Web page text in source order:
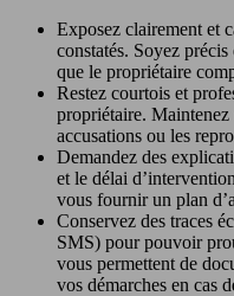
Exposez clairement et
constatés. Soyez
que le propriétaire
Restez courtois et
propriétaire.
accusations ou les
Demandez des
et le délai
vous fournir un plan
Conservez des traces
SMS) pour pouvoir
vous permettent de
vos démarches en cas